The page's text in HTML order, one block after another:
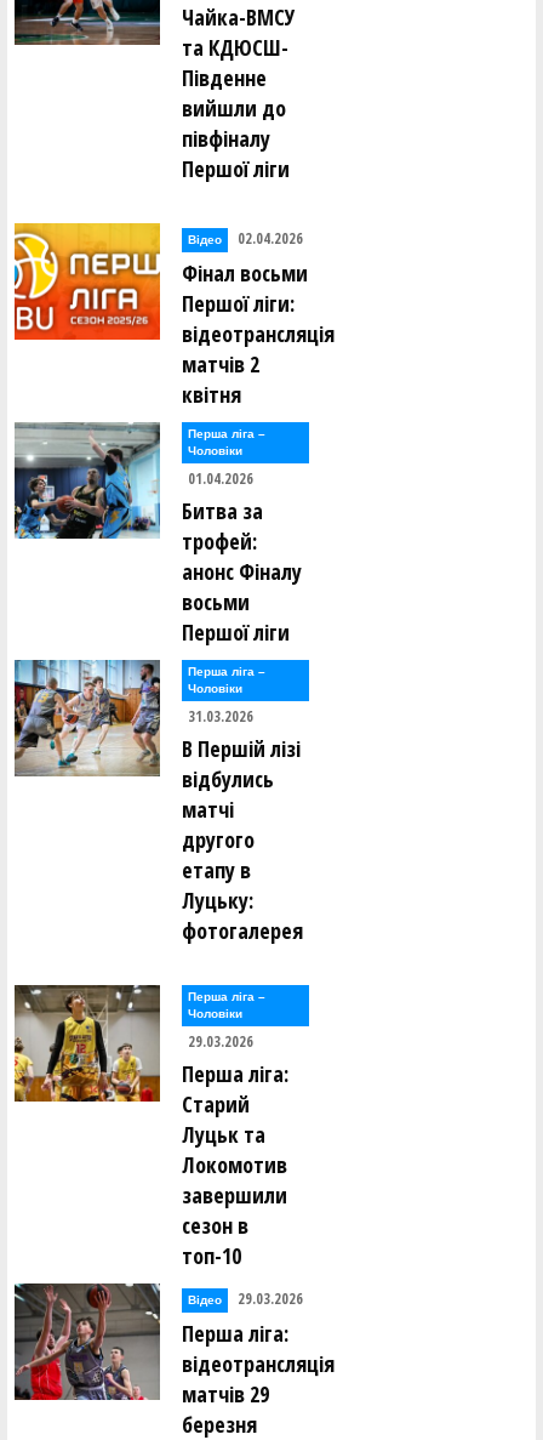
Чайка-ВМСУ
та КДЮСШ-
Південне
вийшли до
півфіналу
Першої ліги
Відео 02.04.2026
Фінал восьми
Першої ліги:
відеотрансляція
матчів 2
квітня
Перша лiга –
Чоловiки
01.04.2026
Битва за
трофей:
анонс Фіналу
восьми
Першої ліги
Перша лiга –
Чоловiки
31.03.2026
В Першій лізі
відбулись
матчі
другого
етапу в
Луцьку:
фотогалерея
Перша лiга –
Чоловiки
29.03.2026
Перша ліга:
Старий
Луцьк та
Локомотив
завершили
сезон в
топ-10
Відео 29.03.2026
Перша ліга:
відеотрансляція
матчів 29
березня